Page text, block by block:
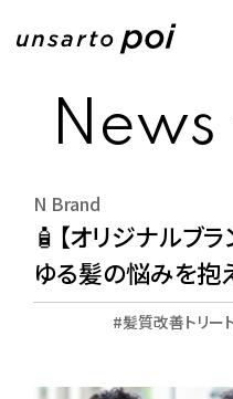
N Brand
🧴【オリジナルブラ
ゆる髪の悩みを抱
髪質改善トリー